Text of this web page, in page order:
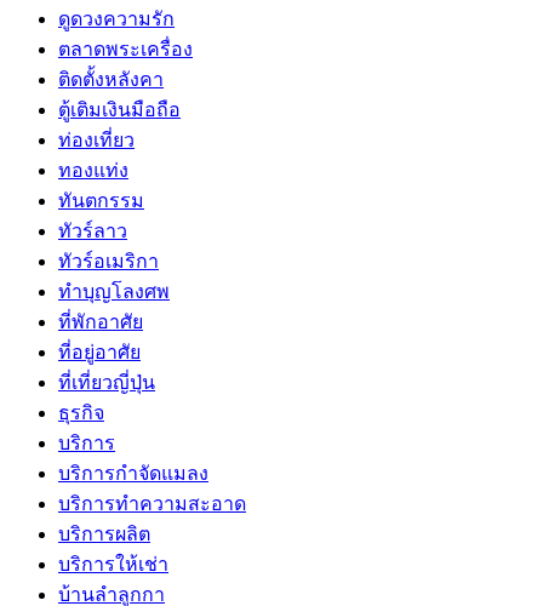
ดูดวงความรัก
ตลาดพระเครื่อง
ติดตั้งหลังคา
ตู้เติมเงินมือถือ
ท่องเที่ยว
ทองแท่ง
ทันตกรรม
ทัวร์ลาว
ทัวร์อเมริกา
ทำบุญโลงศพ
ที่พักอาศัย
ที่อยู่อาศัย
ที่เที่ยวญี่ปุ่น
ธุรกิจ
บริการ
บริการกำจัดแมลง
บริการทำความสะอาด
บริการผลิต
บริการให้เช่า
บ้านลำลูกกา